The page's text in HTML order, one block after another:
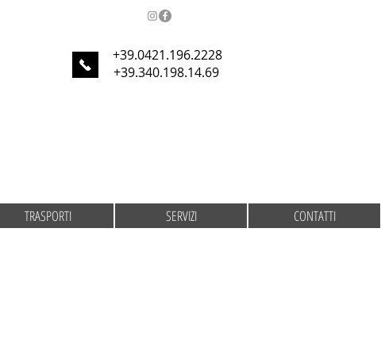
+39.0421.196.2228
+39.340.198.14.69
TRASPORTI SERVIZI CONTATTI